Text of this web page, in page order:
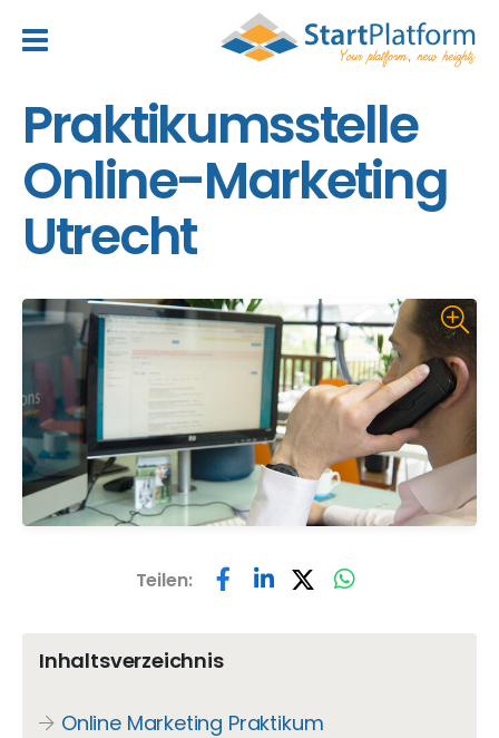
Praktikumsstelle
Online-Marketing
Utrecht
Teilen:
Inhaltsverzeichnis
Online Marketing Praktikum
header_toggle_navigation